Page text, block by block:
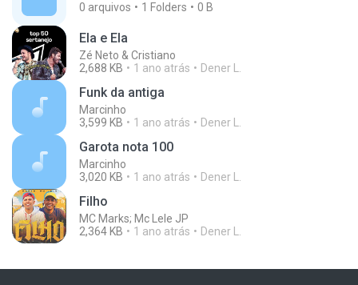
0 arquivos 1 Folders 0 B
Ela e Ela
Zé Neto & Cristiano
2,688 KB
1 ano atrás Dener L.
Funk da antiga
Marcinho
3,599 KB
1 ano atrás Dener L.
Garota nota 100
Marcinho
3,020 KB
1 ano atrás Dener L.
Filho
MC Marks; Mc Lele JP
2,364 KB
1 ano atrás Dener L.